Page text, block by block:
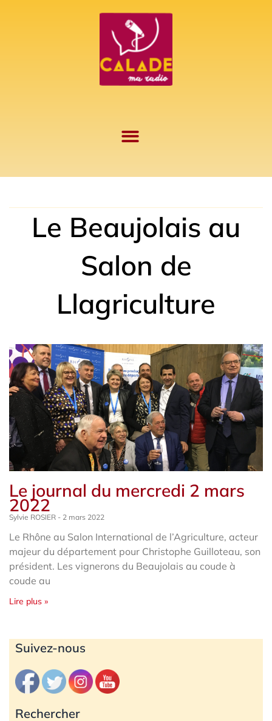
Le Beaujolais au
Salon de
Llagriculture
Le journal du mercredi 2 mars
2022
Sylvie ROSIER 2 mars 2022
Le Rhône au Salon International de l’Agriculture, acteur
majeur du département pour Christophe Guilloteau, son
président. Les vignerons du Beaujolais au coude à
coude au
Lire plus »
Suivez-nous
Rechercher
Archives